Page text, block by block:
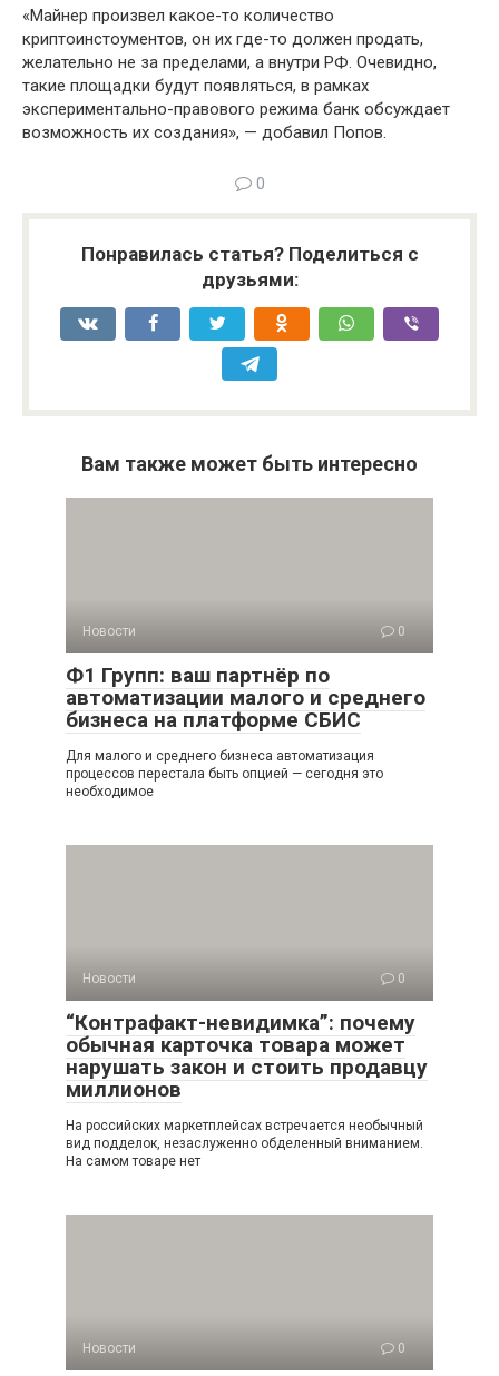
«Майнер произвел какое-то количество
криптоинстоументов, он их где-то должен продать,
желательно не за пределами, а внутри РФ. Очевидно,
такие площадки будут появляться, в рамках
экспериментально-правового режима банк обсуждает
возможность их создания», — добавил Попов.
0
Понравилась статья? Поделиться с
друзьями:
Вам также может быть интересно
Новости 0
Ф1 Групп: ваш партнёр по
автоматизации малого и среднего
бизнеса на платформе СБИС
Для малого и среднего бизнеса автоматизация
процессов перестала быть опцией — сегодня это
необходимое
Новости 0
“Контрафакт-невидимка”: почему
обычная карточка товара может
нарушать закон и стоить продавцу
миллионов
На российских маркетплейсах встречается необычный
вид подделок, незаслуженно обделенный вниманием.
На самом товаре нет
Новости 0